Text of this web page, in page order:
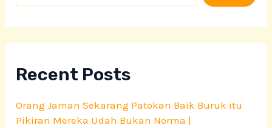
Recent Posts
Orang Jaman Sekarang Patokan Baik Buruk itu
Pikiran Mereka Udah Bukan Norma |